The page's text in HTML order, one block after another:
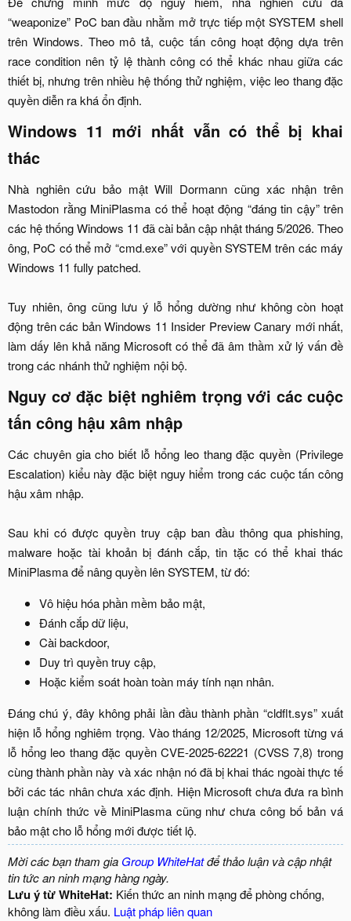
“weaponize” PoC ban đầu nhằm mở trực tiếp một SYSTEM shell
trên Windows. Theo mô tả, cuộc tấn công hoạt động dựa trên
race condition nên tỷ lệ thành công có thể khác nhau giữa các
thiết bị, nhưng trên nhiều hệ thống thử nghiệm, việc leo thang đặc
quyền diễn ra khá ổn định.​
Windows 11 mới nhất vẫn có thể bị khai
thác​
Nhà nghiên cứu bảo mật Will Dormann cũng xác nhận trên
Mastodon rằng MiniPlasma có thể hoạt động “đáng tin cậy” trên
các hệ thống Windows 11 đã cài bản cập nhật tháng 5/2026. Theo
ông, PoC có thể mở “cmd.exe” với quyền SYSTEM trên các máy
Windows 11 fully patched.
Tuy nhiên, ông cũng lưu ý lỗ hổng dường như không còn hoạt
động trên các bản Windows 11 Insider Preview Canary mới nhất,
làm dấy lên khả năng Microsoft có thể đã âm thầm xử lý vấn đề
trong các nhánh thử nghiệm nội bộ.​
Nguy cơ đặc biệt nghiêm trọng với các cuộc
tấn công hậu xâm nhập​
Các chuyên gia cho biết lỗ hổng leo thang đặc quyền (Privilege
Escalation) kiểu này đặc biệt nguy hiểm trong các cuộc tấn công
hậu xâm nhập.
Sau khi có được quyền truy cập ban đầu thông qua phishing,
malware hoặc tài khoản bị đánh cắp, tin tặc có thể khai thác
MiniPlasma để nâng quyền lên SYSTEM, từ đó:​
Vô hiệu hóa phần mềm bảo mật,​
Đánh cắp dữ liệu,​
Cài backdoor,​
Duy trì quyền truy cập,​
Hoặc kiểm soát hoàn toàn máy tính nạn nhân.​
Đáng chú ý, đây không phải lần đầu thành phần “cldflt.sys” xuất
hiện lỗ hổng nghiêm trọng. Vào tháng 12/2025, Microsoft từng vá
lỗ hổng leo thang đặc quyền CVE-2025-62221 (CVSS 7,8) trong
cùng thành phần này và xác nhận nó đã bị khai thác ngoài thực tế
bởi các tác nhân chưa xác định. Hiện Microsoft chưa đưa ra bình
luận chính thức về MiniPlasma cũng như chưa công bố bản vá
bảo mật cho lỗ hổng mới được tiết lộ.​
Mời các bạn tham gia Group WhiteHatđể thảo luận và cập nhật
tin tức an ninh mạng hàng ngày.
Lưu ý từ WhiteHat: Kiến thức an ninh mạng để phòng chống,
không làm điều xấu. Luật pháp liên quan